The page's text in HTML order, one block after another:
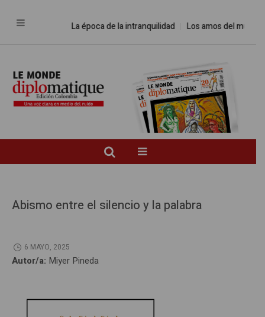
La época de la intranquilidad Los amos del mundo
Abismo entre el silencio y la palabra
6 MAYO, 2025
Autor/a: Miyer Pineda